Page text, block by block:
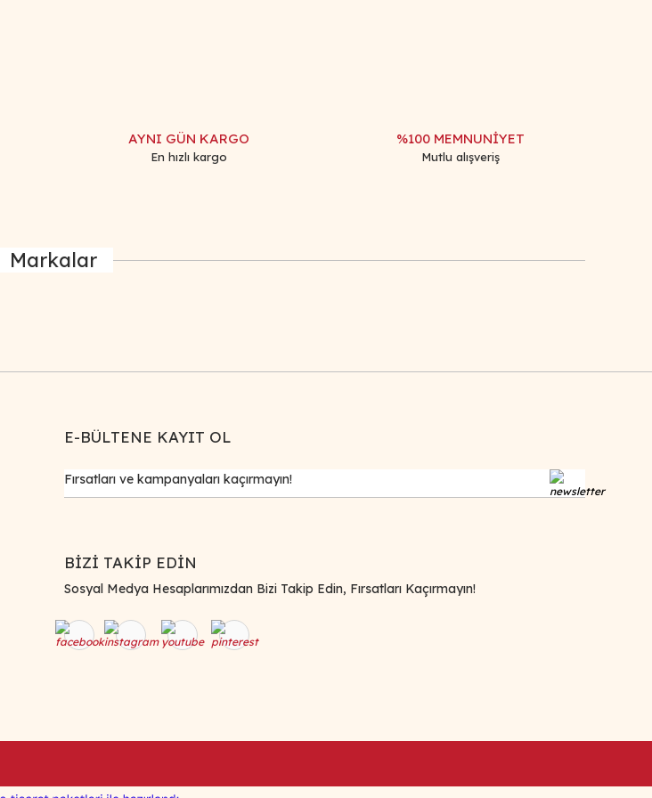
AYNI GÜN KARGO
En hızlı kargo
%100 MEMNUNİYET
Mutlu alışveriş
Markalar
E-BÜLTENE KAYIT OL
BİZİ TAKİP EDİN
Sosyal Medya Hesaplarımızdan Bizi Takip Edin, Fırsatları Kaçırmayın!